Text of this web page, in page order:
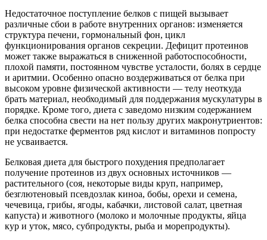
Недостаточное поступление белков с пищей вызывает
различные сбои в работе внутренних органов: изменяется
структура печени, гормональный фон, цикл
функционирования органов секреции. Дефицит протеинов
может также выражаться в сниженной работоспособности,
плохой памяти, постоянном чувстве усталости, болях в сердце
и аритмии. Особенно опасно воздерживаться от белка при
высоком уровне физической активности — телу неоткуда
брать материал, необходимый для поддержания мускулатуры в
порядке. Кроме того, диета с заведомо низким содержанием
белка способна свести на нет пользу других макронутриентов:
при недостатке ферментов ряд кислот и витаминов попросту
не усваивается.
Белковая диета для быстрого похудения предполагает
получение протеинов из двух основных источников —
растительного (соя, некоторые виды круп, например,
безглютеновый псевдозлак киноа, бобы, орехи и семена,
чечевица, грибы, ягоды, кабачки, листовой салат, цветная
капуста) и животного (молоко и молочные продукты, яйца
кур и уток, мясо, субпродукты, рыба и морепродукты).